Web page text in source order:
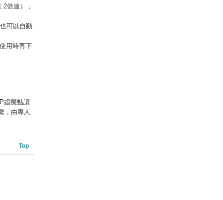
倍速），
可以自動
用時再下
虛擬點讀
，由專人
Top